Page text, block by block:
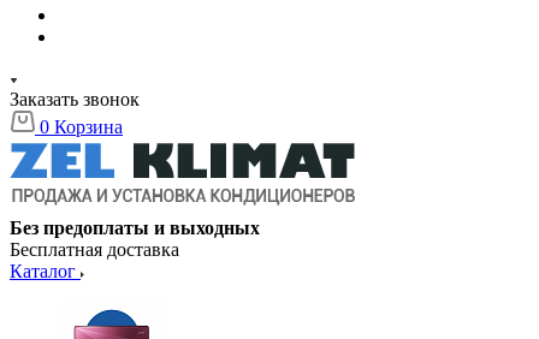
Заказать звонок
0 Корзина
Без предоплаты и выходных
Бесплатная доставка
Каталог